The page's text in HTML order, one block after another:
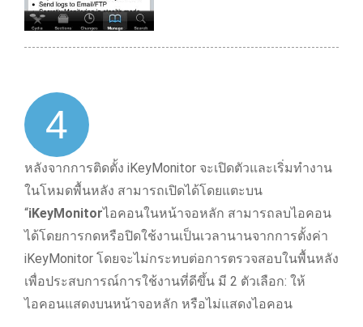
4
หลังจากการติดตั้ง iKeyMonitor จะเปิดตัวและเริ่มทํางาน
ในโหมดพื้นหลัง สามารถเปิดได้โดยแตะบน
“iKeyMonitorไอคอนในหน้าจอหลัก สามารถลบไอคอน
ได้โดยการกดหรือปิดใช้งานเป็นเวลานานจากการตั้งค่า
iKeyMonitor โดยจะไม่กระทบต่อการตรวจสอบในพื้นหลัง
เพื่อประสบการณ์การใช้งานที่ดีขึ้น มี 2 ตัวเลือก: ให้
ไอคอนแสดงบนหน้าจอหลัก หรือไม่แสดงไอคอน